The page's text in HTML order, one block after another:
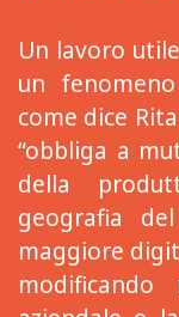
Un lavoro
un
come dice
“obbliga a
della
geografia
maggiore